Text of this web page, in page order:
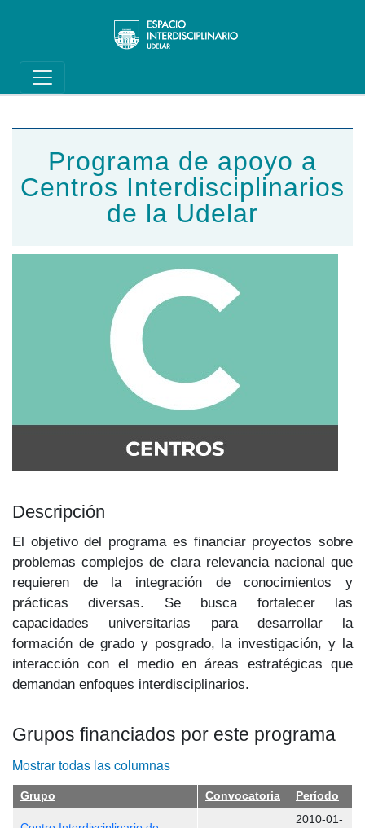
Main navigation
Programa de apoyo a
Centros Interdisciplinarios
de la Udelar
Descripción
El objetivo del programa es financiar proyectos sobre
problemas complejos de clara relevancia nacional que
requieren de la integración de conocimientos y
prácticas diversas. Se busca fortalecer las
capacidades universitarias para desarrollar la
formación de grado y posgrado, la investigación, y la
interacción con el medio en áreas estratégi­cas que
demandan enfoques interdiscipli­narios.
Grupos financiados por este programa
Mostrar todas las columnas
Grupo Convocatoria Período
2010-01-